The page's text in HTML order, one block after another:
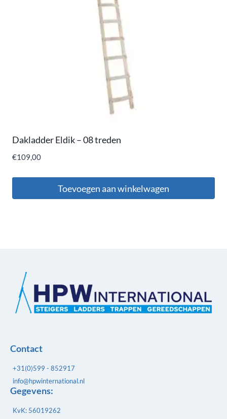
Dakladder Eldik – 08 treden
€109,00
Toevoegen aan winkelwagen
Contact
+31(0)599 - 852917
info@hpwinternational.nl
Gegevens:
KvK: 56019262